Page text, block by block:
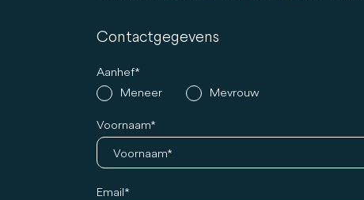
Contactgegevens
Aanhef
Meneer
Mevrouw
Voornaam
Email